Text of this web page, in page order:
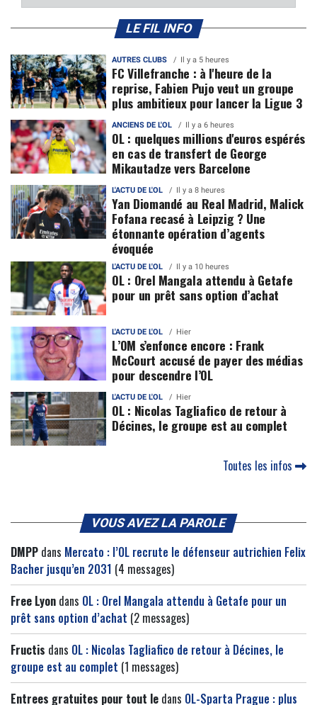
LE FIL INFO
AUTRES CLUBS Il y a 5 heures
FC Villefranche : à l'heure de la
reprise, Fabien Pujo veut un groupe
plus ambitieux pour lancer la Ligue 3
ANCIENS DE L'OL Il y a 6 heures
OL : quelques millions d'euros espérés
en cas de transfert de George
Mikautadze vers Barcelone
L'ACTU DE L'OL Il y a 8 heures
Yan Diomandé au Real Madrid, Malick
Fofana recasé à Leipzig ? Une
étonnante opération d’agents
évoquée
L'ACTU DE L'OL Il y a 10 heures
OL : Orel Mangala attendu à Getafe
pour un prêt sans option d’achat
L'ACTU DE L'OL Hier
L’OM s’enfonce encore : Frank
McCourt accusé de payer des médias
pour descendre l’OL
L'ACTU DE L'OL Hier
OL : Nicolas Tagliafico de retour à
Décines, le groupe est au complet
Toutes les infos
VOUS AVEZ LA PAROLE
DMPP dans Mercato : l’OL recrute le défenseur autrichien Felix
Bacher jusqu’en 2031 (4 messages)
Free Lyon dans OL : Orel Mangala attendu à Getafe pour un
prêt sans option d’achat (2 messages)
Fructis dans OL : Nicolas Tagliafico de retour à Décines, le
groupe est au complet (1 messages)
Entrees gratuites pour tout le dans OL-Sparta Prague : plus